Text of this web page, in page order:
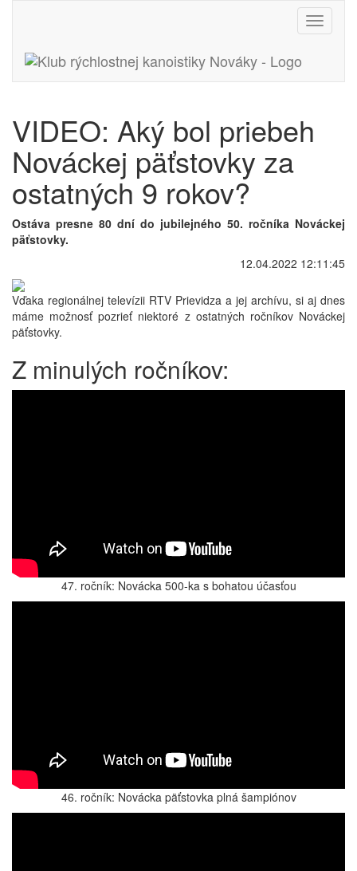
Toggle
VIDEO: Aký bol priebeh
Nováckej päťstovky za
ostatných 9 rokov?
Ostáva presne 80 dní do jubilejného 50. ročníka Nováckej
päťstovky.
12.04.2022 12:11:45
Vďaka regionálnej televízii RTV Prievidza a jej archívu, si aj dnes
máme možnosť pozrieť niektoré z ostatných ročníkov Nováckej
päťstovky.
Z minulých ročníkov:
47. ročník: Novácka 500-ka s bohatou účasťou
46. ročník: Novácka päťstovka plná šampiónov